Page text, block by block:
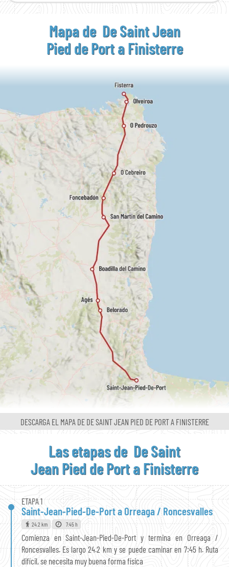
Mapa de De Saint Jean
Pied de Port a Finisterre
DESCARGA EL MAPA DE DE SAINT JEAN PIED DE PORT A FINISTERRE
Las etapas de De Saint
Jean Pied de Porta Finisterre
ETAPA 1
Saint-Jean-Pied-De-Port a Orreaga / Roncesvalles
24.2 km 7:45 h
Comienza en Saint-Jean-Pied-De-Port y termina en Orreaga /
Roncesvalles. Es largo 24.2 km y se puede caminar en 7:45 h. Ruta
difícil, se necesita muy buena forma física